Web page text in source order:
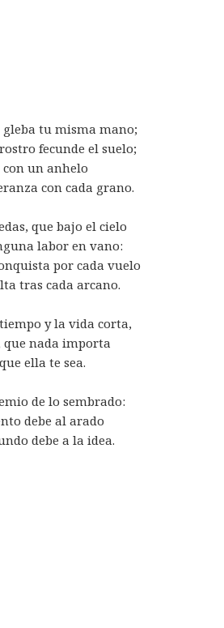
tu misma mano;
fecunde el suelo;
un anhelo
con cada grano.
que bajo el cielo
labor en vano:
por cada vuelo
tras cada arcano.
y la vida corta,
que nada importa
ella te sea.
de lo sembrado:
debe al arado
debe a la idea.